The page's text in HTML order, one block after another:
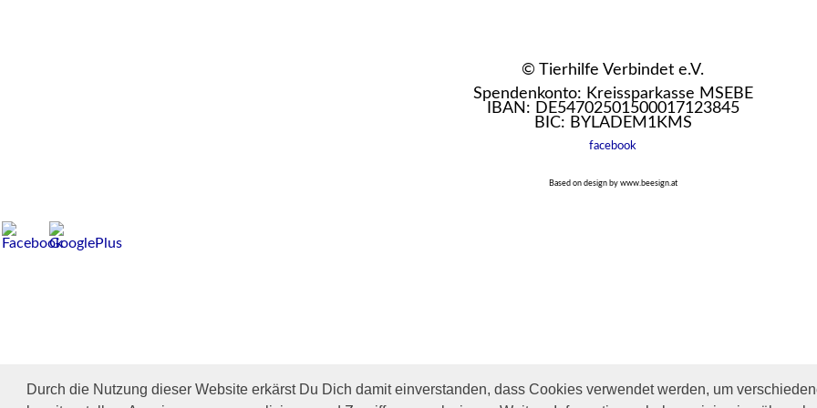
Durch die Nutzung dieser Website erkärst Du Dich damit einverstanden, dass Cookies verwendet werden, um
© Tierhilfe Verbindet e.V.
Spendenkonto: Kreissparkasse MSEBE
IBAN: DE54702501500017123845
BIC: BYLADEM1KMS
facebook
Based on design by www.beesign.at